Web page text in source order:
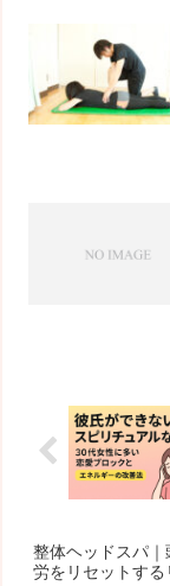
整体ヘッドスパ
労をリセットす